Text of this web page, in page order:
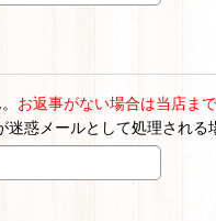
お返事がない場合は当店ま
迷惑メールとして処理される